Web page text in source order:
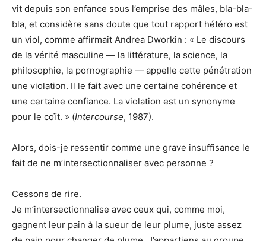
vit depuis son enfance sous l’emprise des mâles, bla-bla-
bla, et considère sans doute que tout rapport hétéro est
un viol, comme affirmait Andrea Dworkin : « Le discours
de la vérité masculine — la littérature, la science, la
philosophie, la pornographie — appelle cette pénétration
une violation. Il le fait avec une certaine cohérence et
une certaine confiance. La violation est un synonyme
pour le coït. » (Intercourse, 1987).
Alors, dois-je ressentir comme une grave insuffisance le
fait de ne m’intersectionnaliser avec personne ?
Cessons de rire.
Je m’intersectionnalise avec ceux qui, comme moi,
gagnent leur pain à la sueur de leur plume, juste assez